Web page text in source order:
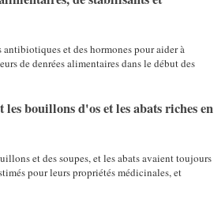
et des hormones pour aider à
de denrées alimentaires dans le début des
bouillons d'os et les abats riches en
et des soupes, et les abats avaient toujours
pour leurs propriétés médicinales, et